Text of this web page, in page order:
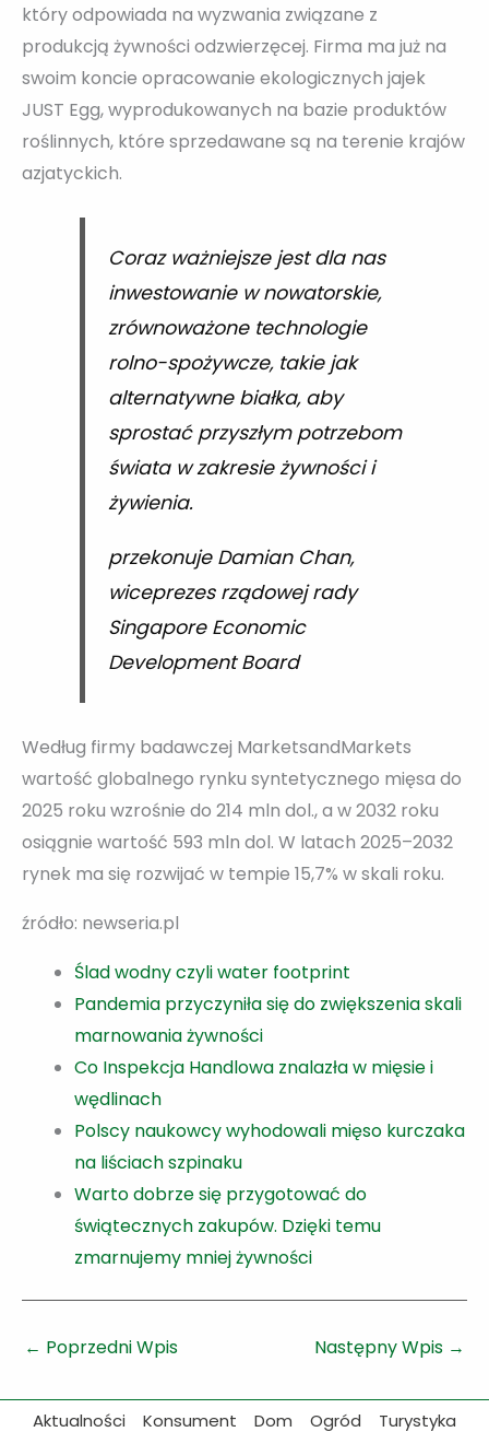
który odpowiada na wyzwania związane z
produkcją żywności odzwierzęcej. Firma ma już na
swoim koncie opracowanie ekologicznych jajek
JUST Egg, wyprodukowanych na bazie produktów
roślinnych, które sprzedawane są na terenie krajów
azjatyckich.
Coraz ważniejsze jest dla nas
inwestowanie w nowatorskie,
zrównoważone technologie
rolno-spożywcze, takie jak
alternatywne białka, aby
sprostać przyszłym potrzebom
świata w zakresie żywności i
żywienia.
przekonuje Damian Chan,
wiceprezes rządowej rady
Singapore Economic
Development Board
Według firmy badawczej MarketsandMarkets
wartość globalnego rynku syntetycznego mięsa do
2025 roku wzrośnie do 214 mln dol., a w 2032 roku
osiągnie wartość 593 mln dol. W latach 2025–2032
rynek ma się rozwijać w tempie 15,7% w skali roku.
źródło: newseria.pl
Ślad wodny czyli water footprint
Pandemia przyczyniła się do zwiększenia skali
marnowania żywności
Co Inspekcja Handlowa znalazła w mięsie i
wędlinach
Polscy naukowcy wyhodowali mięso kurczaka
na liściach szpinaku
Warto dobrze się przygotować do
świątecznych zakupów. Dzięki temu
zmarnujemy mniej żywności
← Poprzedni Wpis Następny Wpis →
Aktualności Konsument Dom Ogród Turystyka